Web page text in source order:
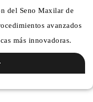
del Seno Maxilar de
avanzados
más innovadoras.